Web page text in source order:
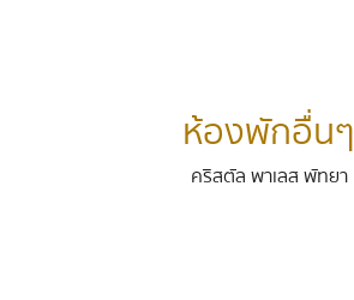
ห้องพักอื่นๆ
คริสตัล พาเลส พัทยา